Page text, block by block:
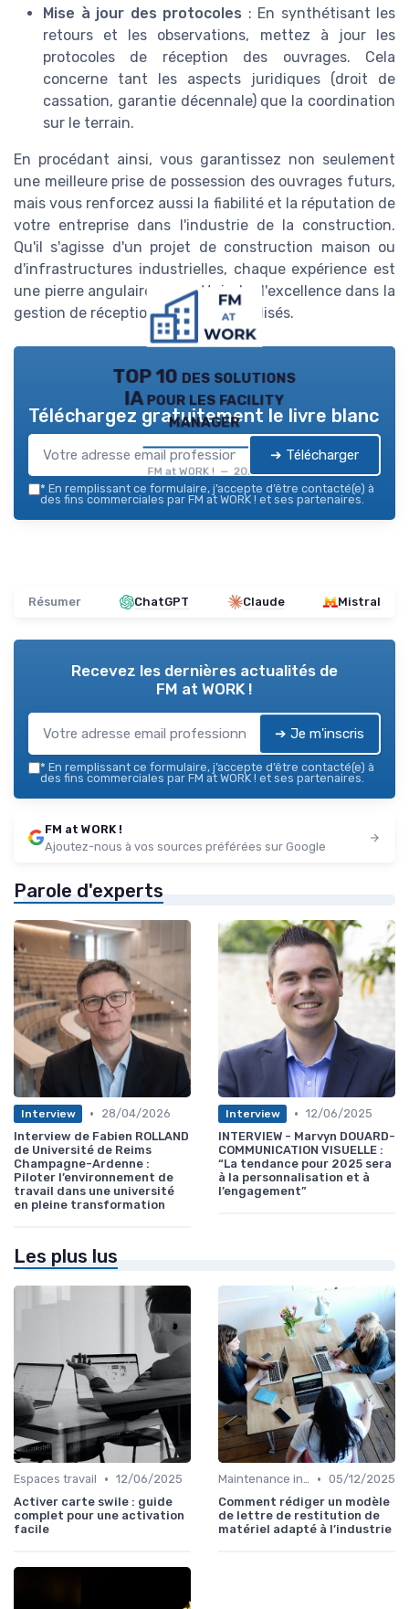
Mise à jour des protocoles : En synthétisant les
retours et les observations, mettez à jour les
protocoles de réception des ouvrages. Cela
concerne tant les aspects juridiques (droit de
cassation, garantie décennale) que la coordination
sur le terrain.
En procédant ainsi, vous garantissez non seulement
une meilleure prise de possession des ouvrages futurs,
mais vous renforcez aussi la fiabilité et la réputation de
votre entreprise dans l'industrie de la construction.
Qu'il s'agisse d'un projet de construction maison ou
d'infrastructures industrielles, chaque expérience est
une pierre angulaire pour atteindre l'excellence dans la
gestion de réception de travaux réalisés.
TOP 10 des solutions
IA pour les facility
manager
FM at WORK ! — 2026
Téléchargez gratuitement le livre blanc
➔ Télécharger
* En remplissant ce formulaire, j’accepte d’être contacté(e) à
des fins commerciales par FM at WORK ! et ses partenaires.
Résumer ChatGPT Claude Mistral
Recevez les dernières actualités de
FM at WORK !
➔ Je m'inscris
* En remplissant ce formulaire, j’accepte d’être contacté(e) à
des fins commerciales par FM at WORK ! et ses partenaires.
FM at WORK !
Ajoutez-nous à vos sources préférées sur Google
Parole d'experts
Interview •
28/04/2026
Interview de Fabien ROLLAND
de Université de Reims
Champagne-Ardenne :
Piloter l’environnement de
travail dans une université
en pleine transformation
Interview • 12/06/2025
INTERVIEW - Marvyn DOUARD-
COMMUNICATION VISUELLE :
“La tendance pour 2025 sera
à la personnalisation et à
l’engagement”
Les plus lus
Espaces travail • 12/06/2025
Activer carte swile : guide
complet pour une activation
facile
Maintenance infrastructures • 05/12/2025
Comment rédiger un modèle
de lettre de restitution de
matériel adapté à l’industrie